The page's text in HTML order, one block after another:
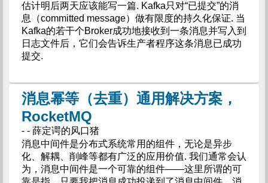
估计明后两天应该能写一篇. Kafka只对“已提交”的消
息（committed message）做有限度的持久化保证. 当
Kafka的若干个Broker成功地接收到一条消息并写入到
日志文件后，它们会告诉生产者程序这条消息已成功
提交.
消息幂等（去重）通用解决方案，
RocketMQ
- - 薛定谔的风口猪
消息中间件是分布式系统常用的组件，无论是异步
化、解耦、削峰等都有广泛的应用价值. 我们通常会认
为，消息中间件是一个可靠的组件——这里所谓的可